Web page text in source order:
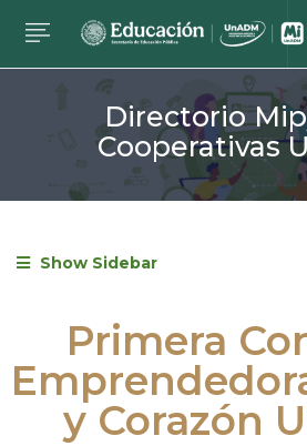
Directorio
Cooperativas
Show Sidebar
Primera
y Corazón